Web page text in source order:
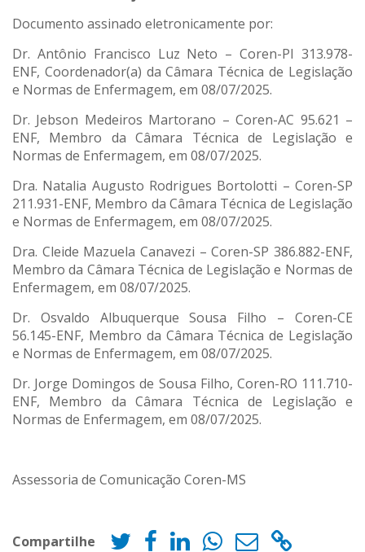
Documento assinado eletronicamente por:
Dr. Antônio Francisco Luz Neto – Coren-PI 313.978-
ENF, Coordenador(a) da Câmara Técnica de Legislação
e Normas de Enfermagem, em 08/07/2025.
Dr. Jebson Medeiros Martorano – Coren-AC 95.621 –
ENF, Membro da Câmara Técnica de Legislação e
Normas de Enfermagem, em 08/07/2025.
Dra. Natalia Augusto Rodrigues Bortolotti – Coren-SP
211.931-ENF, Membro da Câmara Técnica de Legislação
e Normas de Enfermagem, em 08/07/2025.
Dra. Cleide Mazuela Canavezi – Coren-SP 386.882-ENF,
Membro da Câmara Técnica de Legislação e Normas de
Enfermagem, em 08/07/2025.
Dr. Osvaldo Albuquerque Sousa Filho – Coren-CE
56.145-ENF, Membro da Câmara Técnica de Legislação
e Normas de Enfermagem, em 08/07/2025.
Dr. Jorge Domingos de Sousa Filho, Coren-RO 111.710-
ENF, Membro da Câmara Técnica de Legislação e
Normas de Enfermagem, em 08/07/2025.
Assessoria de Comunicação Coren-MS
Compartilhe